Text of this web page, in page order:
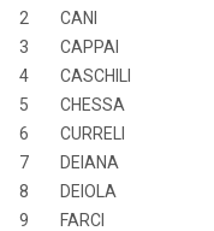
2
CANI
3
CAPPAI
4
CASCHILI
5
CHESSA
6
CURRELI
7
DEIANA
8
DEIOLA
9
FARCI